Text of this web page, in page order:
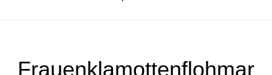
Frauenklamottenflohmar